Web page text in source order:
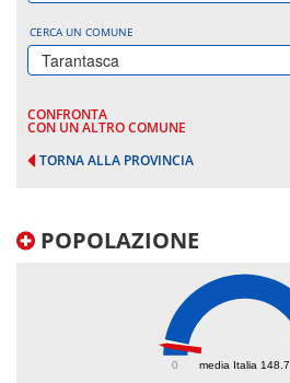
CERCA UN COMUNE
Tarantasca
CONFRONTA
CON UN ALTRO COMUNE
TORNA ALLA PROVINCIA
POPOLAZIONE
media Italia 148.7
0